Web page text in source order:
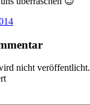
nicht veröffentlicht.